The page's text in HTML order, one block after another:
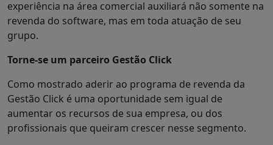
experiência na área comercial auxiliará não somente na
revenda do software, mas em toda atuação de seu
grupo.
Torne-se um parceiro Gestão Click
Como mostrado aderir ao programa de revenda da
Gestão Click é uma oportunidade sem igual de
aumentar os recursos de sua empresa, ou dos
profissionais que queiram crescer nesse segmento.